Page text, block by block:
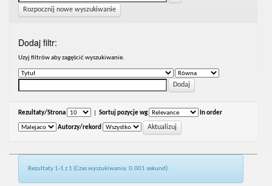
Rozpocznij nowe wyszukiwanie
Dodaj filtr:
Uzyj filtrów aby zagęścić wyszukiwanie.
Rezultaty/Strona Sortuj pozycje wg In order
Autorzy/rekord
Rezultaty 1-1 z 1 (Czas wyszukiwania: 0.001 sekund).